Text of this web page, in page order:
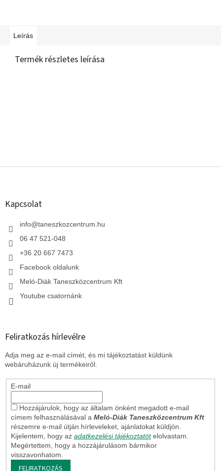
Leírás
Termék részletes leírása
L
Kapcsolat
info@taneszkozcentrum.hu
06 47 521-048
+36 20 667 7473
Facebook oldalunk
Meló-Diák Taneszközcentrum Kft
Youtube csatornánk
Feliratkozás hírlevélre
Adja meg az e-mail címét, és mi tájékoztatást küldünk
webáruházunk új termékeiről.
E-mail
Hozzájárulok, hogy az általam önként megadott e-mail
címem felhasználásával a Meló-Diák Taneszközcentrum Kft
részemre e-mail útján hírleveleket, ajánlatokat küldjön.
Kijelentem, hogy az adatkezelési tájékoztatót elolvastam.
Megértettem, hogy a hozzájárulásom bármikor
visszavonhatom.
FELIRATKOZÁS